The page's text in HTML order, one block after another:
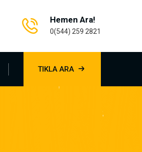
Hemen Ara!
0(544) 259 2821
TIKLA ARA